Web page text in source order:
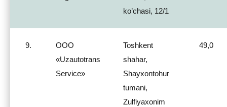
ko’chasi, 12/1
9.
ООО
«Uzautotrans
Service»
Toshkent
shahar,
Shayxontohur
tumani,
Zulfiyaxonim
49,0